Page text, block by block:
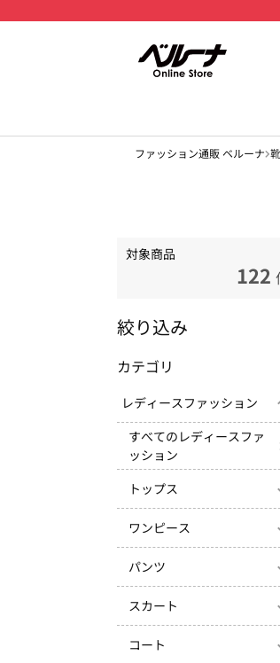
ファッション通販 ベルーナ
対象商品
122
絞り込み
カテゴリ
レディースファッション
すべてのレディースファ
ッション
トップス
ワンピース
パンツ
スカート
コート